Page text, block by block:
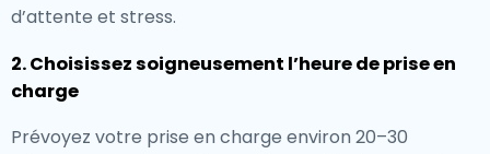
d’attente et stress.
2. Choisissez soigneusement l’heure de prise en
charge
Prévoyez votre prise en charge environ 20–30